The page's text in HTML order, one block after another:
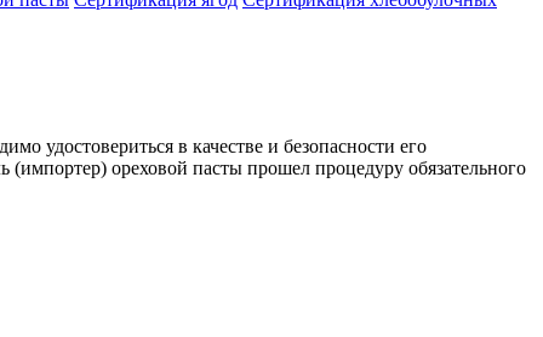
удостовериться в качестве и безопасности его
ореховой пасты прошел процедуру обязательного